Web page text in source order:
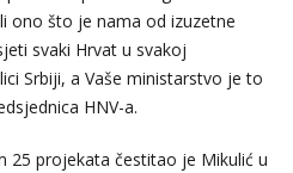
ono što je nama od izuzetne
svaki Hrvat u svakoj
Srbiji, a Vaše ministarstvo je to
HNV-a.
25 projekata čestitao je Mikulić u